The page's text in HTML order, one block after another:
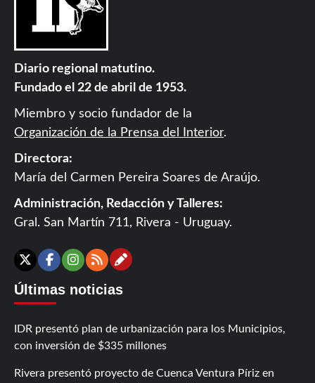
Diario regional matutino.
Fundado el 22 de abril de 1953.
Miembro y socio fundador de la
Organización de la Prensa del Interior.
Directora:
María del Carmen Pereira Soares de Araújo.
Administración, Redacción y Talleres:
Gral. San Martín 711, Rivera - Uruguay.
X Facebook
Instagram
RSSContáctanos
Últimas noticias
IDR presentó plan de urbanización para los Municipios,
con inversión de $335 millones
Rivera presentó proyecto de Cuenca Ventura Píriz en